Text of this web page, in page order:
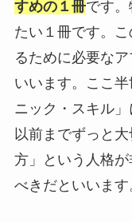
すめの１冊です
たい１冊です。
るために必要な
いいます。ここ
ニック・スキル
以前までずっと
方」という人格
べきだといいます